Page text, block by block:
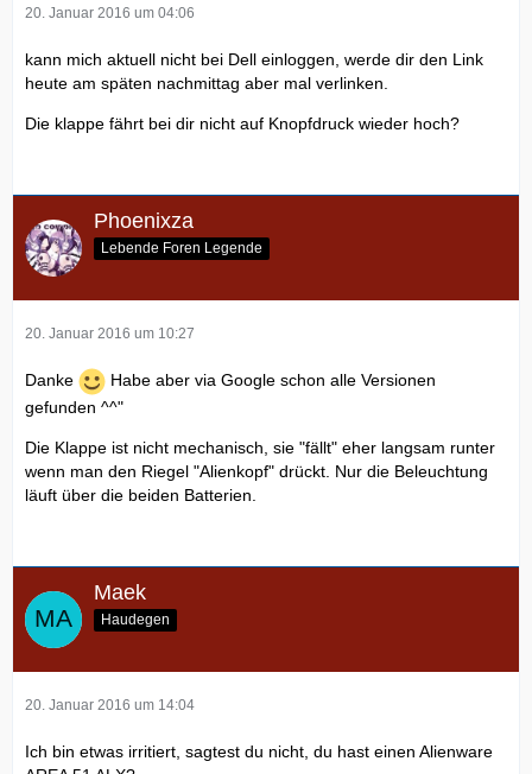
20. Januar 2016 um 04:06
kann mich aktuell nicht bei Dell einloggen, werde dir den Link
heute am späten nachmittag aber mal verlinken.
Die klappe fährt bei dir nicht auf Knopfdruck wieder hoch?
Phoenixza
Lebende Foren Legende
20. Januar 2016 um 10:27
Danke
Habe aber via Google schon alle Versionen
gefunden ^^"
Die Klappe ist nicht mechanisch, sie "fällt" eher langsam runter
wenn man den Riegel "Alienkopf" drückt. Nur die Beleuchtung
läuft über die beiden Batterien.
Maek
Haudegen
20. Januar 2016 um 14:04
Ich bin etwas irritiert, sagtest du nicht, du hast einen Alienware